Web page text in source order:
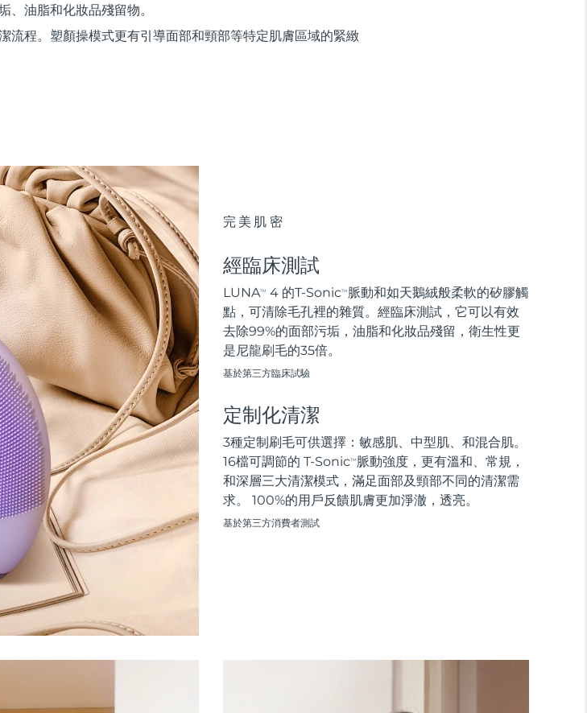
、油脂和化妝品殘留物。
流程。塑顏操模式更有引導面部和頸部等特定肌膚區域的緊緻
完美肌密
經臨床測試
LUNATM 4 的T-SonicTM 脈動和如天鵝絨般柔軟的矽膠觸
點，可清除毛孔裡的雜質。經臨床測試，它可以有效
去除99%的面部污垢，油脂和化妝品殘留，衛生性更
是尼龍刷毛的35倍。
基於第三方臨床試驗
定制化清潔
3種定制刷毛可供選擇：敏感肌、中型肌、和混合肌。
16檔可調節的 T-SonicTM 脈動強度，更有溫和、常規，
和深層三大清潔模式，滿足面部及頸部不同的清潔需
求。 100%的用戶反饋肌膚更加淨澈，透亮。
基於第三方消費者測試